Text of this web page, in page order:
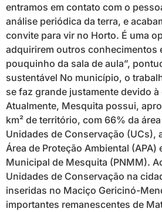
entramos em contato com o
análise periódica da terra, e
convite para vir no Horto. É uma
adquirirem outros conhecimentos
pouquinho da sala de aula”,
sustentável No município, o
se faz grande justamente devido
Atualmente, Mesquita possui,
km² de território, com 66% da
Unidades de Conservação (UCs),
Área de Proteção Ambiental (APA)
Municipal de Mesquita (PNMM).
Unidades de Conservação na
inseridas no Maciço Gericinó-
importantes remanescentes de